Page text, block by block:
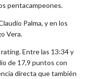
pentacampeones.
Palma, y en los
Vera.
Entre las 13:34 y
de 17,9 puntos con
directa que también